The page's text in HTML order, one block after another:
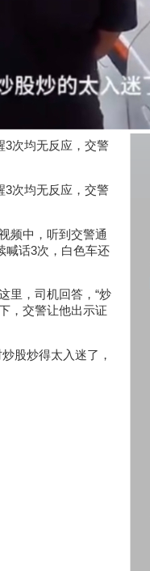
3次均无反应，交警
3次均无反应，交警
频中，听到交警通
喊话3次，白色车还
里，司机回答，“炒
，交警让他出示证
股炒得太入迷了，